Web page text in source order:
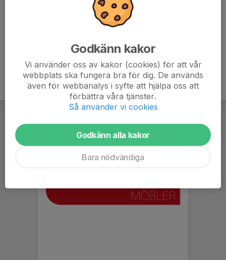
Godkänn kakor
Vi använder oss av kakor (cookies) för att vår
webbplats ska fungera bra för dig. De används
även för webbanalys i syfte att hjälpa oss att
förbättra våra tjänster.
Så använder vi cookies
Godkänn alla kakor
Bara nödvändiga